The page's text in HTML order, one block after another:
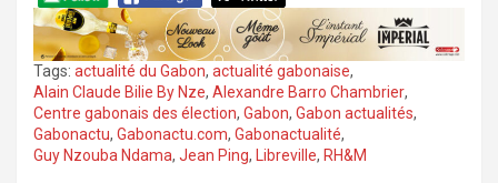
Tags: actualité du Gabon, actualité gabonaise,
Alain Claude Bilie By Nze, Alexandre Barro Chambrier,
Centre gabonais des élection, Gabon, Gabon actualités,
Gabonactu, Gabonactu.com, Gabonactualité,
Guy Nzouba Ndama, Jean Ping, Libreville, RH&M